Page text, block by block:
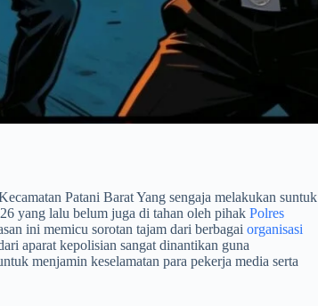
Patani Barat Yang sengaja melakukan suntuk
yang lalu belum juga di tahan oleh pihak Polres
ini memicu sorotan tajam dari berbagai organisasi
aparat kepolisian sangat dinantikan guna
menjamin keselamatan para pekerja media serta